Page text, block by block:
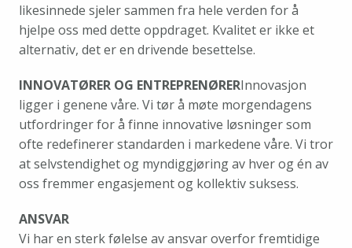
likesinnede sjeler sammen fra hele verden for å
hjelpe oss med dette oppdraget. Kvalitet er ikke et
alternativ, det er en drivende besettelse.
INNOVATØRER OG ENTREPRENØRERInnovasjon
ligger i genene våre. Vi tør å møte morgendagens
utfordringer for å finne innovative løsninger som
ofte redefinerer standarden i markedene våre. Vi tror
at selvstendighet og myndiggjøring av hver og én av
oss fremmer engasjement og kollektiv suksess.
ANSVAR
Vi har en sterk følelse av ansvar overfor fremtidige